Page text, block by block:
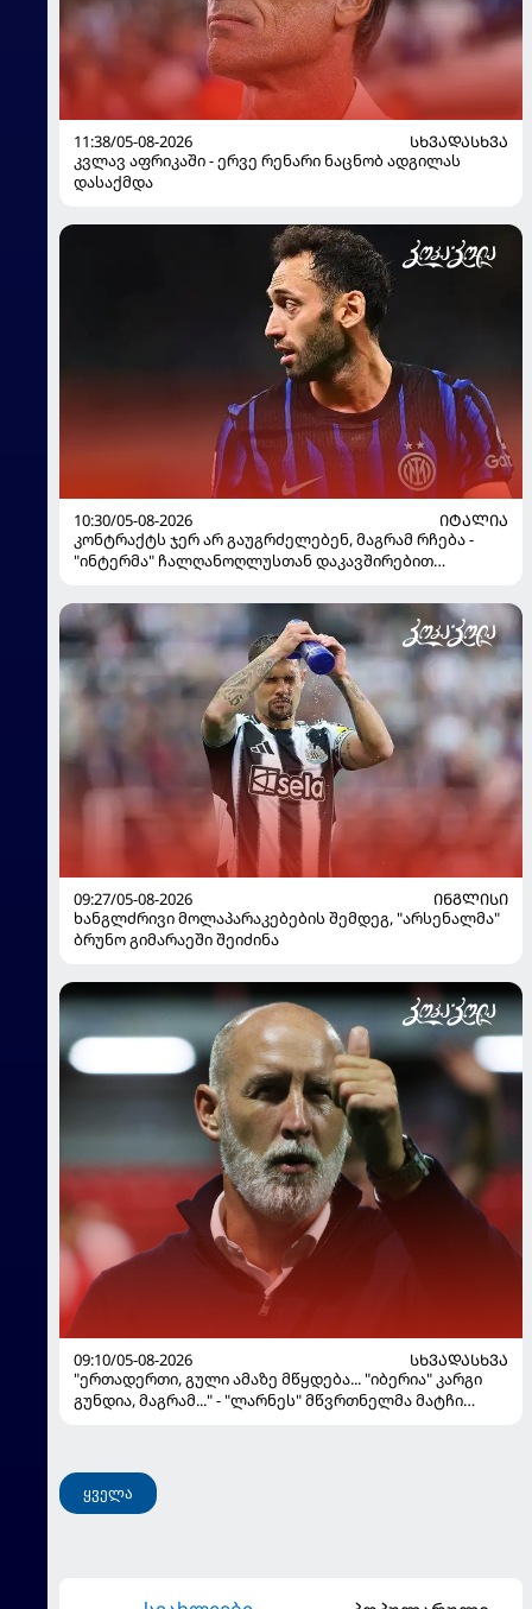
11:38/05-08-2026
ᲡᲮᲕᲐᲓᲐᲡᲮᲕᲐ
კვლავ აფრიკაში - ერვე რენარი ნაცნობ ადგილას
დასაქმდა
10:30/05-08-2026
ᲘᲢᲐᲚᲘᲐ
კონტრაქტს ჯერ არ გაუგრძელებენ, მაგრამ რჩება -
"ინტერმა" ჩალღანოღლუსთან დაკავშირებით
09:27/05-08-2026
ᲘᲜᲒᲚᲘᲡᲘ
ხანგლძრივი მოლაპარაკებების შემდეგ, "არსენალმა"
ბრუნო გიმარაეში შეიძინა
09:10/05-08-2026
ᲡᲮᲕᲐᲓᲐᲡᲮᲕᲐ
"ერთადერთი, გული ამაზე მწყდება... "იბერია" კარგი
გუნდია, მაგრამ..." - "ლარნეს" მწვრთნელმა მატჩი
ყველა